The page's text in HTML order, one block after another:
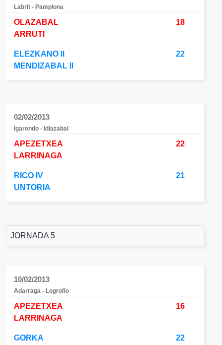
Labrit - Pamplona
OLAZABAL
ARRUTI
18
ELEZKANO II
MENDIZABAL II
22
02/02/2013
Igarondo - Idiazabal
APEZETXEA
LARRINAGA
22
RICO IV
UNTORIA
21
JORNADA 5
10/02/2013
Adarraga - Logroño
APEZETXEA
LARRINAGA
16
GORKA
22